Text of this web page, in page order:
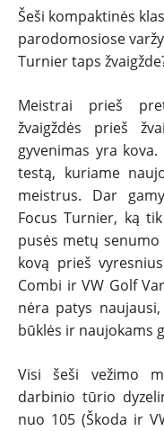
Šeši kompaktinės
parodomosiose
Turnier taps
Meistrai prieš
žvaigždės prieš
gyvenimas yra
testą, kuriame
meistrus. Dar
Focus Turnier, ką
pusės metų
kovą prieš
Combi ir VW Golf
nėra patys
būklės ir naujokams
Visi šeši vežimo
darbinio tūrio
nuo 105 (Škoda ir